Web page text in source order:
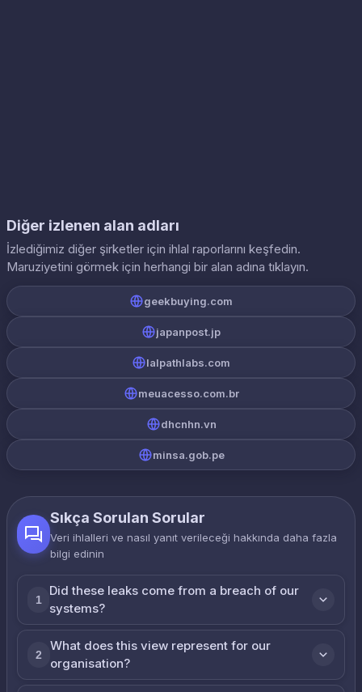
Diğer izlenen alan adları
İzlediğimiz diğer şirketler için ihlal raporlarını keşfedin.
Maruziyetini görmek için herhangi bir alan adına tıklayın.
geekbuying.com
japanpost.jp
lalpathlabs.com
meuacesso.com.br
dhcnhn.vn
minsa.gob.pe
Sıkça Sorulan Sorular
Veri ihlalleri ve nasıl yanıt verileceği hakkında daha fazla
bilgi edinin
1
Did these leaks come from a breach of our
systems?
2
What does this view represent for our
organisation?